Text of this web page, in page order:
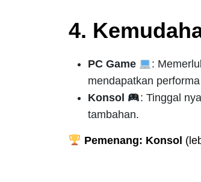
4.
PC Game
:
mendapatkan
Konsol
: Tinggal
tambahan.
Pemenang: Konsol